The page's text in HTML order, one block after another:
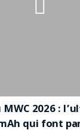
MWC 2026 :
qui font